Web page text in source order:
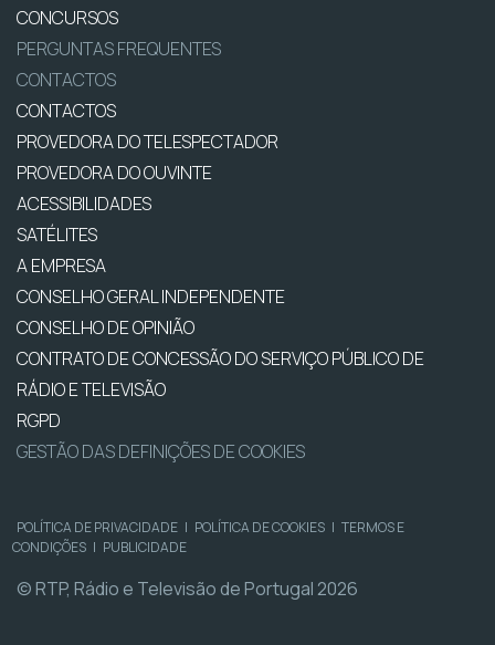
CONCURSOS
PERGUNTAS FREQUENTES
CONTACTOS
CONTACTOS
PROVEDORA DO TELESPECTADOR
PROVEDORA DO OUVINTE
ACESSIBILIDADES
SATÉLITES
A EMPRESA
CONSELHO GERAL INDEPENDENTE
CONSELHO DE OPINIÃO
CONTRATO DE CONCESSÃO DO SERVIÇO PÚBLICO DE
RÁDIO E TELEVISÃO
RGPD
GESTÃO DAS DEFINIÇÕES DE COOKIES
POLÍTICA DE PRIVACIDADE | POLÍTICA DE COOKIES | TERMOS E
CONDIÇÕES | PUBLICIDADE
© RTP, Rádio e Televisão de Portugal 2026